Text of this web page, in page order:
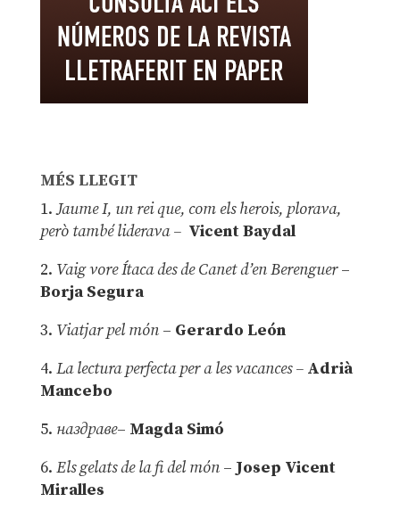
MÉS LLEGIT
1.Jaume I, un rei que, com els herois, plorava,
però també liderava – Vicent Baydal
2. Vaig vore Ítaca des de Canet d’en Berenguer–
Borja Segura
3. Viatjar pel món – Gerardo León
4. La lectura perfecta per a les vacances –Adrià
Mancebo
5. наздраве– Magda Simó
6. Els gelats de la fi del món – Josep Vicent
Miralles